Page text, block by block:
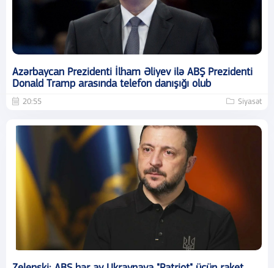
Azərbaycan Prezidenti İlham Əliyev ilə ABŞ Prezidenti
Donald Tramp arasında telefon danışığı olub
20:55 Siyasət